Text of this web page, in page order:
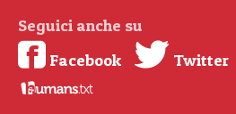
Seguici anche su
Facebook
Twitter